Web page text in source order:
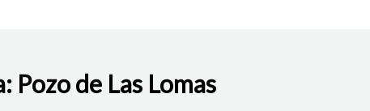
Pozo de Las Lomas